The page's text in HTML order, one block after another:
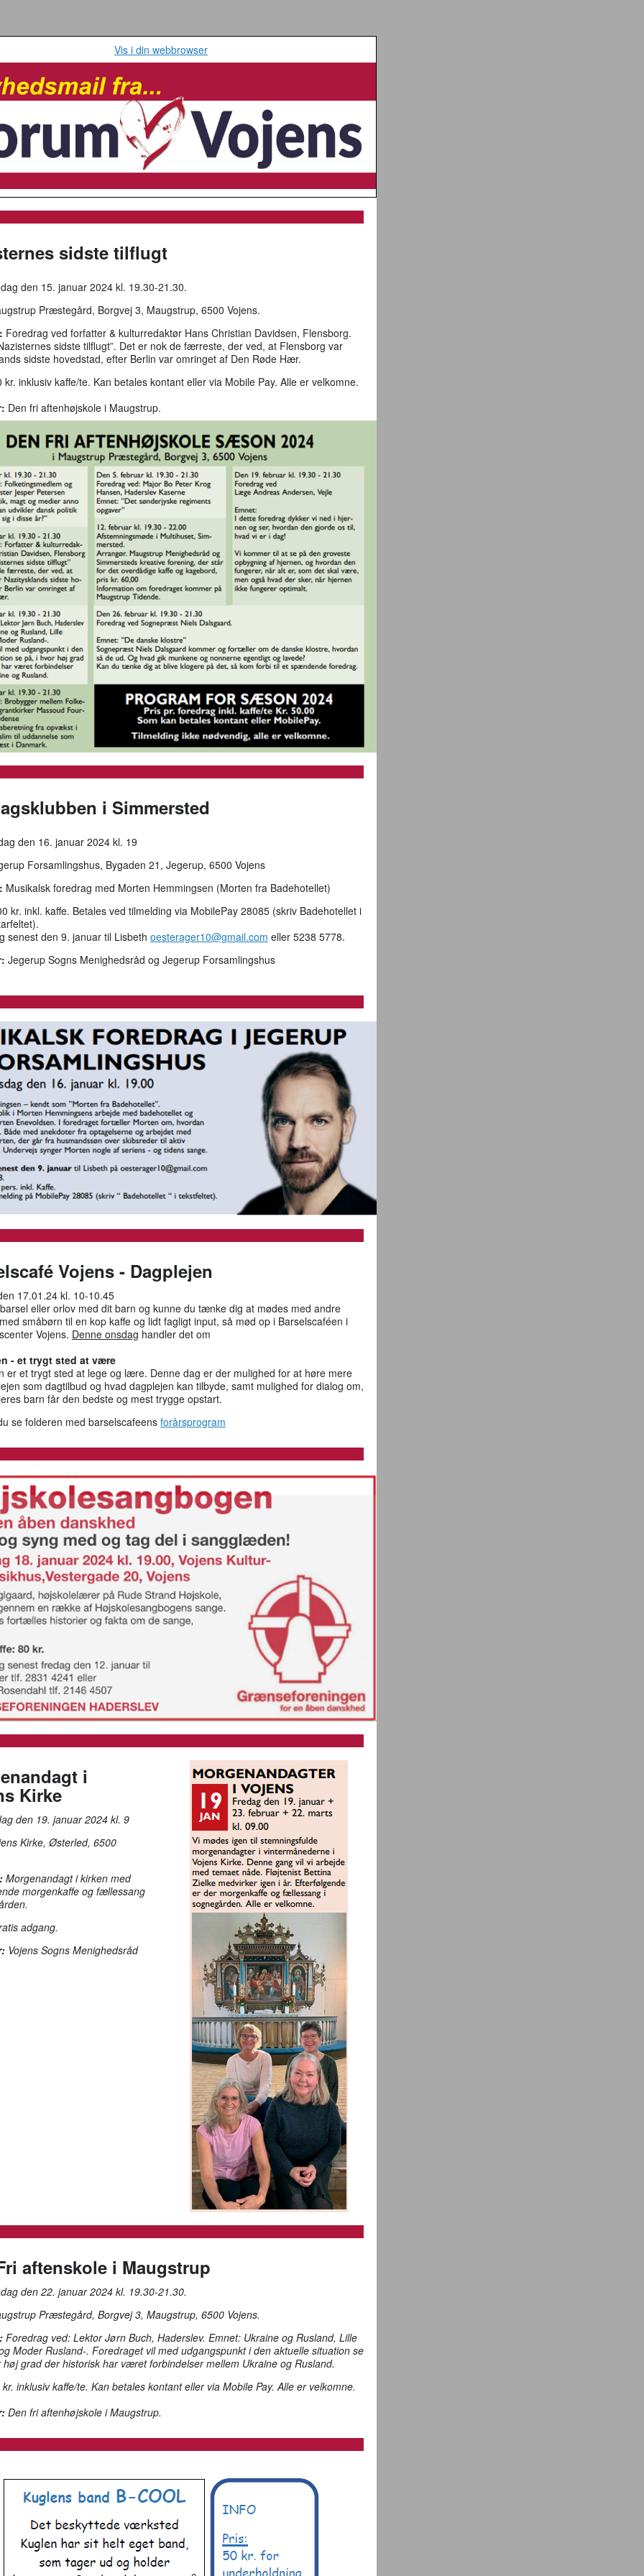
Vis i din webbrowser
sidste tilflugt
den 15. januar 2024 kl. 19.30-21.30.
Præstegård, Borgvej 3, Maugstrup, 6500 Vojens.
Foredrag ved forfatter & kulturredaktør Hans Christian Davidsen, Flensborg.
sidste tilflugt”. Det er nok de færreste, der ved, at Flensborg var
sidste hovedstad, efter Berlin var omringet af Den Røde Hær.
inklusiv kaffe/te. Kan betales kontant eller via Mobile Pay. Alle er velkomne.
Den fri aftenhøjskole i Maugstrup.
i Simmersted
den 16. januar 2024 kl. 19
Forsamlingshus, Bygaden 21, Jegerup, 6500 Vojens
Musikalsk foredrag med Morten Hemmingsen (Morten fra Badehotellet)
kr. inkl. kaffe. Betales ved tilmelding via MobilePay 28085 (skriv Badehotellet i
senest den 9. januar til Lisbeth oesterager10@gmail.com eller 5238 5778.
Jegerup Sogns Menighedsråd og Jegerup Forsamlingshus
Vojens - Dagplejen
17.01.24 kl. 10-10.45
eller orlov med dit barn og kunne du tænke dig at mødes med andre
småbørn til en kop kaffe og lidt fagligt input, så mød op i Barselscaféen i
Vojens. Denne onsdag handler det om
- et trygt sted at være
er et trygt sted at lege og lære. Denne dag er der mulighed for at høre mere
som dagtilbud og hvad dagplejen kan tilbyde, samt mulighed for dialog om,
barn får den bedste og mest trygge opstart.
se folderen med barselscafeens forårsprogram
i
Kirke
den 19. januar 2024 kl. 9
Kirke, Østerled, 6500
Morgenandagt i kirken med
morgenkaffe og fællessang
adgang.
Vojens Sogns Menighedsråd
aftenskole i Maugstrup
den 22. januar 2024 kl. 19.30-21.30.
Præstegård, Borgvej 3, Maugstrup, 6500 Vojens.
Foredrag ved: Lektor Jørn Buch, Haderslev. Emnet: Ukraine og Rusland, Lille
Moder Rusland-. Foredraget vil med udgangspunkt i den aktuelle situation se
høj grad der historisk har været forbindelser mellem Ukraine og Rusland.
inklusiv kaffe/te. Kan betales kontant eller via Mobile Pay. Alle er velkomne.
Den fri aftenhøjskole i Maugstrup.